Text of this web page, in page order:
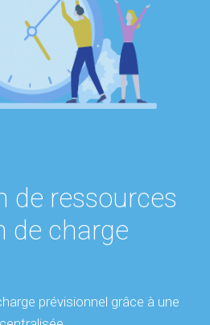
de ressources
de charge
prévisionnel grâce à une